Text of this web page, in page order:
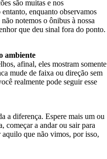
são muitas e nos
enquanto observamos
notemos o ônibus à nossa
que deu sinal fora do ponto.
ambiente
afinal, eles mostram somente
mude de faixa ou direção sem
realmente pode seguir esse
a diferença. Espere mais um ou
começar a andar ou sair para
aquilo que não vimos, por isso,